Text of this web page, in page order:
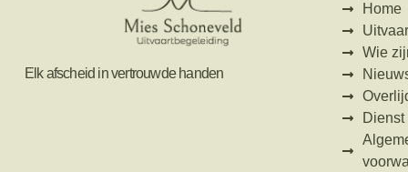
Elk afscheid in vertrouwde handen
Home
Wie